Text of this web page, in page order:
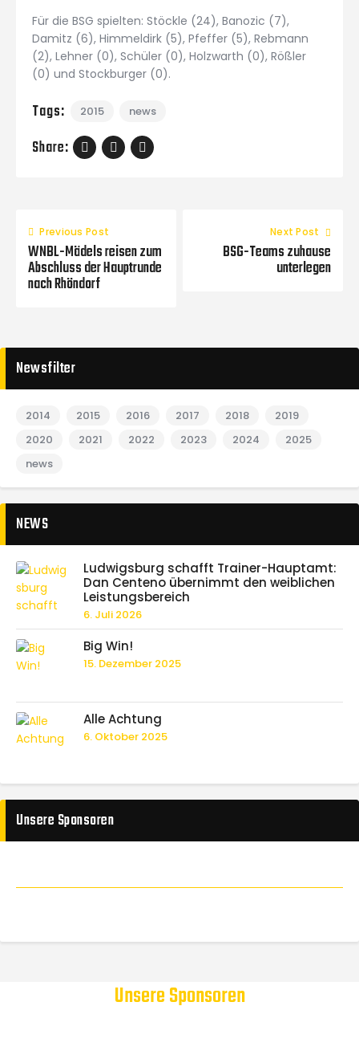
Für die BSG spielten: Stöckle (24), Banozic (7),
Damitz (6), Himmeldirk (5), Pfeffer (5), Rebmann
(2), Lehner (0), Schüler (0), Holzwarth (0), Rößler
(0) und Stockburger (0).
Tags: 2015 news
Share:
Previous Post
WNBL-Mädels reisen zum
Abschluss der Hauptrunde
nach Rhöndorf
Next Post
BSG-Teams zuhause
unterlegen
Newsfilter
2014 2015 2016 2017 2018
2019
2020
2021 2022 2023 2024
2025
news
NEWS
Ludwigsburg schafft Trainer-Hauptamt:
Dan Centeno übernimmt den weiblichen
Leistungsbereich
6. Juli 2026
Big Win!
15. Dezember 2025
Alle Achtung
6. Oktober 2025
Unsere Sponsoren
Unsere Sponsoren